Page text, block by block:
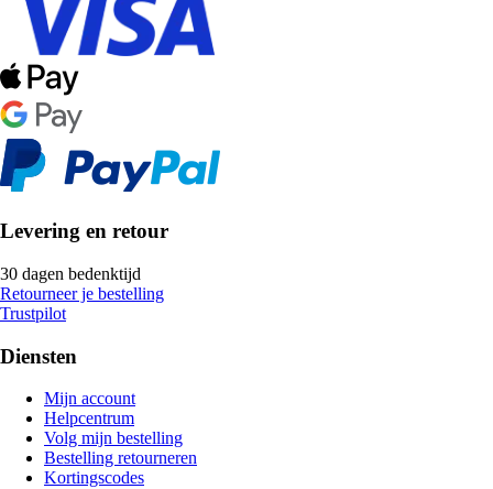
Levering en retour
30 dagen bedenktijd
Retourneer je bestelling
Trustpilot
Diensten
Mijn account
Helpcentrum
Volg mijn bestelling
Bestelling retourneren
Kortingscodes